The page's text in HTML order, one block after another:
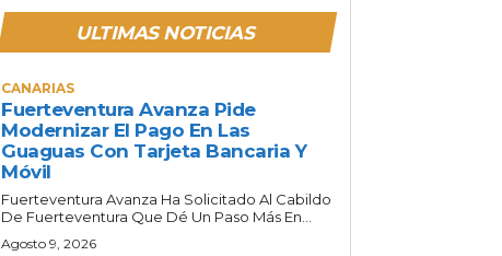
ULTIMAS NOTICIAS
CANARIAS
Fuerteventura Avanza Pide
Modernizar El Pago En Las
Guaguas Con Tarjeta Bancaria Y
Móvil
Fuerteventura Avanza Ha Solicitado Al Cabildo
De Fuerteventura Que Dé Un Paso Más En...
Agosto 9, 2026